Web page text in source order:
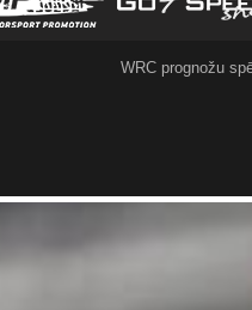
WRC prognožu